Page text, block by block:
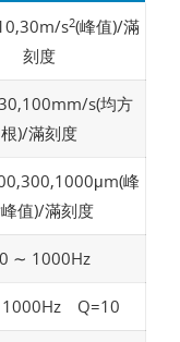
s2(峰值)/滿
刻度
s(均方
根)/滿刻度
峰
值)/滿刻度
∼ 1000Hz
Q=10